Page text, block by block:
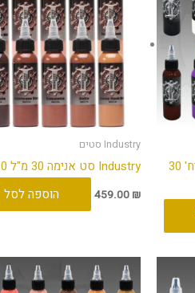
Industry סט צבעי בסיס 12 יח' 30
Industry סטים
Industry סט אנימה 30 מ"ל 10 יח'
459.00 ₪ הוספה לסל